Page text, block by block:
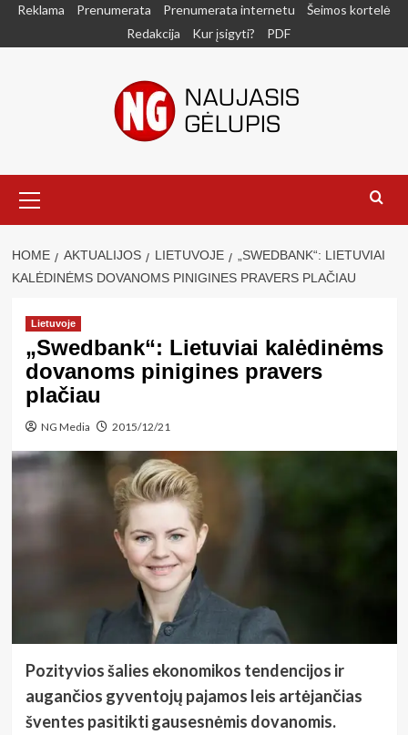
SkipReklama Prenumerata Prenumerata internetu
Šeimos kortelė
Redakcija
Kur įsigyti? PDF
Menu
HOME AKTUALIJOS LIETUVOJE
„SWEDBANK“: LIETUVIAI
KALĖDINĖMS DOVANOMS PINIGINES PRAVERS PLAČIAU
Lietuvoje
„Swedbank“: Lietuviai kalėdinėms
dovanoms pinigines pravers
plačiau
NG Media 2015/12/21
Pozityvios šalies ekonomikos tendencijos ir
augančios gyventojų pajamos leis artėjančias
šventes pasitikti gausesnėmis dovanomis.